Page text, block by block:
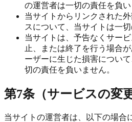
の運営者は一切の責任を負い
当サイトからリンクされた
スについて、当サイトは一
当サイトは、予告なくサー
止、または終了を行う場合
ーザーに生じた損害につい
切の責任を負いません。
第7条（サービスの変
当サイトの運営者は、以下の場合